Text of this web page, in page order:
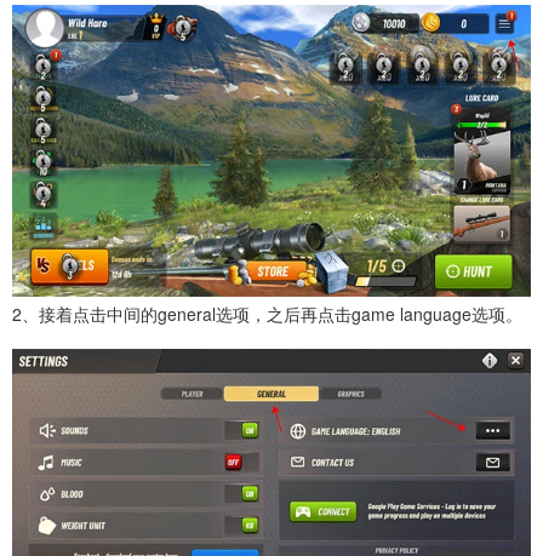
2、接着点击中间的general选项，之后再点击game language选项。